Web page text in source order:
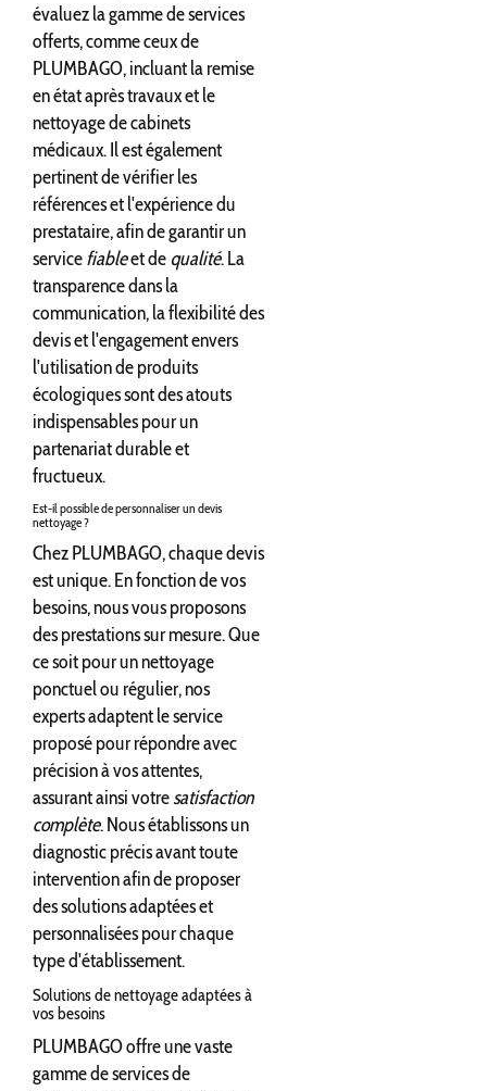
évaluez la gamme de services
offerts, comme ceux de
PLUMBAGO, incluant la remise
en état après travaux et le
nettoyage de cabinets
médicaux. Il est également
pertinent de vérifier les
références et l'expérience du
prestataire, afin de garantir un
servicefiableet de qualité. La
transparence dans la
communication, la flexibilité des
devis et l'engagement envers
l'utilisation de produits
écologiques sont des atouts
indispensables pour un
partenariat durable et
fructueux.
Est-il possible de personnaliser un devis
nettoyage ?
Chez PLUMBAGO, chaque devis
est unique. En fonction de vos
besoins, nous vous proposons
des prestations sur mesure. Que
ce soit pour un nettoyage
ponctuel ou régulier, nos
experts adaptent le service
proposé pour répondre avec
précision à vos attentes,
assurant ainsi votresatisfaction
complète. Nous établissons un
diagnostic précis avant toute
intervention afin de proposer
des solutions adaptées et
personnalisées pour chaque
type d'établissement.
Solutions de nettoyage adaptées à
vos besoins
PLUMBAGO offre une vaste
gamme de services de